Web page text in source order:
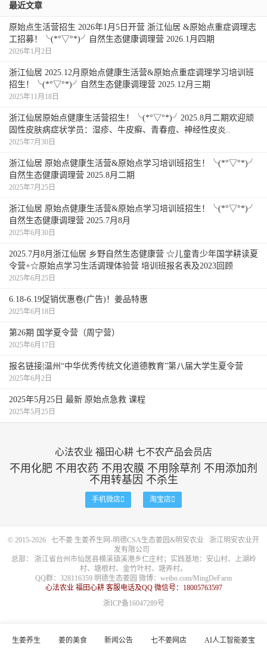
晒
(4)姜粉：将干姜片细研成末，用100
～120目筛子筛过，即成姜粉。
最近文章
原始点生活营招生 2026年1月5日开营 浙江仙居 &原始点重症调理志
工招募！╰(*°▽°*)╯自然生态健康调理营 2026.1月四期
2026年1月2日
浙江仙居 2025.12月原始点健康生活营&原始点重症调理学习培训班
招生！╰(*°▽°*)╯自然生态健康调理营 2025.12月三期
2025年11月18日
浙江仙居原始点健康生活营招生！╰(*°▽°*)╯2025.8月二期欢迎顽
固性皮肤病症状学员：湿疹、牛皮癣、青春痘、神经性皮炎..
2025年7月30日
浙江仙居 原始点健康生活营&原始点学习培训班招生！╰(*°▽°*)╯
自然生态健康调理营 2025.8月二期
2025年7月25日
浙江仙居 原始点健康生活营&原始点学习培训班招生！╰(*°▽°*)╯
自然生态健康调理营 2025.7月8月
2025年6月30日
2025.7月8月浙江仙居 乡野自然生态健康营 ☆儿童青少年国学耕读夏
令营+☆原始点学习生活调理体验营 培训班报名表及2023回顾
2025年6月25日
6.18-6.19促销优惠卷(广告)！姜品特惠
2025年6月18日
第26期 国学夏令营（周宁营）
2025年6月17日
报名链接|温州“中华优秀传统文化道德教育”第八届大学生夏令营
2025年6月2日
2025年5月25日 最新 原始点急救 课程
2025年5月25日
心法农业 福田心耕 七不农产品会员店
不用化肥 不用农药 不用农膜 不用除草剂 不用添加剂
不用转基因 不杀生
手机微店 淘宝店
© 2015-2026 七不姜 生姜养生网-明德CSA生态姜园&明安农业 浙江明安农业开
发有限公司
总部： 浙江省台州市仙居县横溪镇溪港乡仁庄村；实践基地：安山村、上湖岭
村、塘根村、金竹叶村、塘弄村。
QQ群：328116359 明德生态姜园 微博： weibo.com/MingDeFarm
心法农业 福田心耕 客服电话及QQ 微信号：18005763597
浙ICP备16047289号
生姜养生 姜的美食 新闻公告 七不姜网店 AI人工智能姜宝